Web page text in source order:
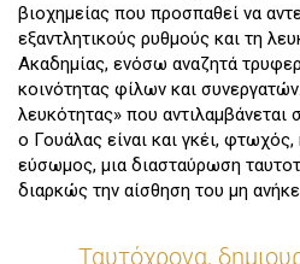
βιοχημείας που προσπαθεί να
εξαντλητικούς ρυθμούς και τη
Ακαδημίας, ενόσω αναζητά
κοινότητας φίλων και
λευκότητας» που αντιλαμβάνεται
ο Γουάλας είναι και γκέι,
εύσωμος, μια διασταύρωση
διαρκώς την αίσθηση του μη
Ταυτόχρονα,